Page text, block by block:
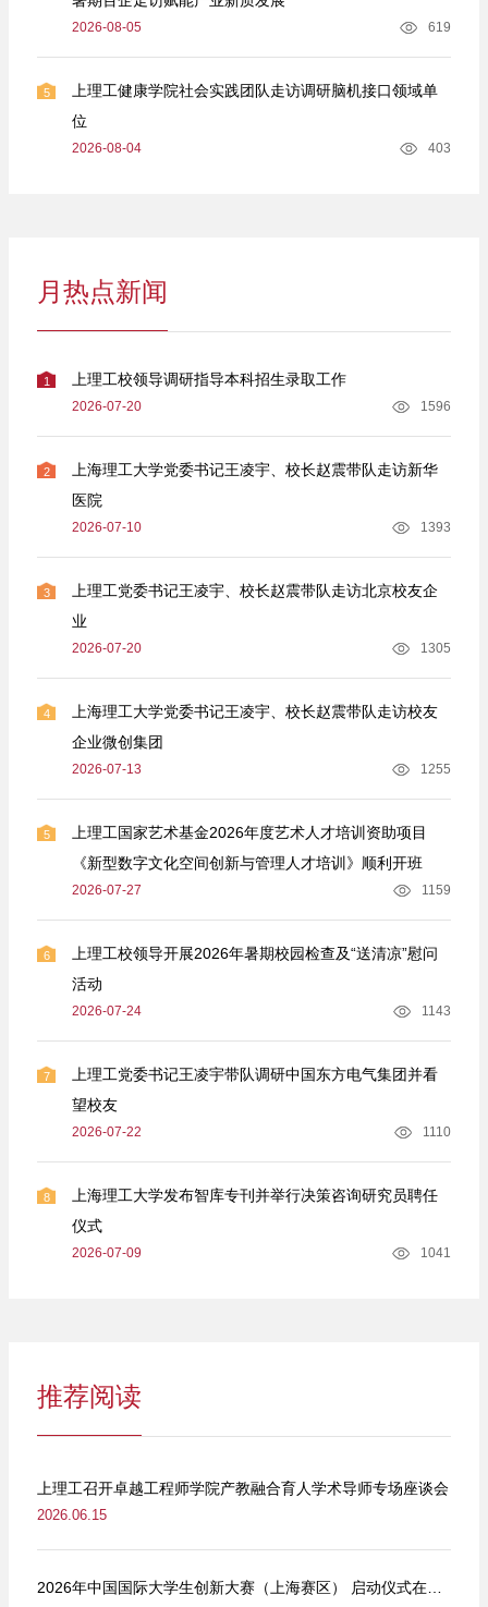
2026-08-05 619
5
上理工健康学院社会实践团队走访调研脑机接口领域单
位
2026-08-04 403
月热点新闻
1 上理工校领导调研指导本科招生录取工作
2026-07-20 1596
2
上海理工大学党委书记王凌宇、校长赵震带队走访新华
医院
2026-07-10 1393
3
上理工党委书记王凌宇、校长赵震带队走访北京校友企
业
2026-07-20 1305
4
上海理工大学党委书记王凌宇、校长赵震带队走访校友
企业微创集团
2026-07-13 1255
5
上理工国家艺术基金2026年度艺术人才培训资助项目
《新型数字文化空间创新与管理人才培训》顺利开班
2026-07-27 1159
6
上理工校领导开展2026年暑期校园检查及“送清凉”慰问
活动
2026-07-24 1143
7
上理工党委书记王凌宇带队调研中国东方电气集团并看
望校友
2026-07-22 1110
8
上海理工大学发布智库专刊并举行决策咨询研究员聘任
仪式
2026-07-09 1041
推荐阅读
上理工召开卓越工程师学院产教融合育人学术导师专场座谈会
2026.06.15